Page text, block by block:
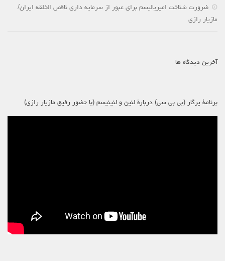
ضرورت شناخت امپریالیسم برای عبور از سرمایه داری ناقص الخلقه ایران/
مازیار رازی
آخرین دیدگاه ها
برنامۀ پرگار (بی بی سی) دربارۀ لنین و لنینیسم (با حضور رفیق مازیار رازی)